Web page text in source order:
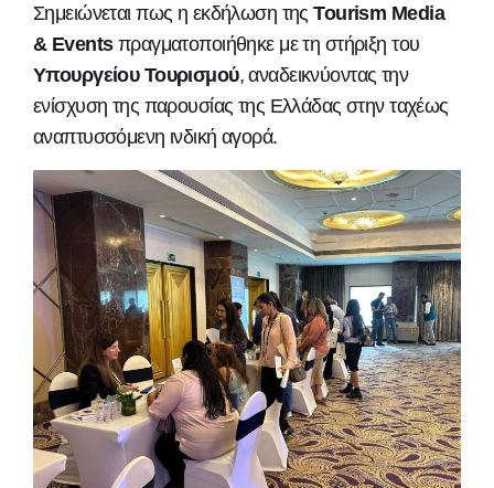
Σημειώνεται πως η εκδήλωση τηςTourism Media
& Eventsπραγματοποιήθηκε με τη στήριξη του
Υπουργείου Τουρισμού, αναδεικνύοντας την
ενίσχυση της παρουσίας της Ελλάδας στην ταχέως
αναπτυσσόμενη ινδική αγορά.